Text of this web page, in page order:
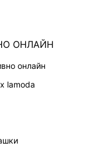
ОНЛАЙН
онлайн
lamoda